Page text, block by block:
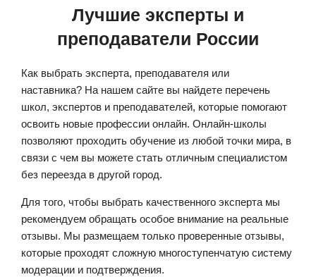
Лучшие эксперты и
преподаватели России
Как выбрать эксперта, преподавателя или
наставника? На нашем сайте вы найдете перечень
школ, экспертов и преподавателей, которые помогают
освоить новые профессии онлайн. Онлайн-школы
позволяют проходить обучение из любой точки мира, в
связи с чем вы можете стать отличным специалистом
без переезда в другой город.
Для того, чтобы выбрать качественного эксперта мы
рекомендуем обращать особое внимание на реальные
отзывы. Мы размещаем только проверенные отзывы,
которые проходят сложную многоступенчатую систему
модерации и подтверждения.